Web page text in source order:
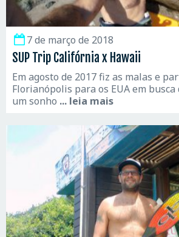
7 de março de 2018
SUP Trip Califórnia x Hawaii
Em agosto de 2017 fiz as malas e
Florianópolis para os EUA em busca
um sonho ... leia mais